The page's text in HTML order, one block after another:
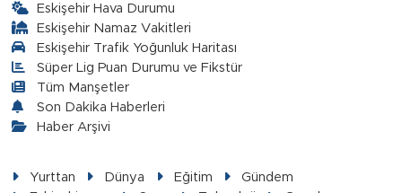
Eskişehir Hava Durumu
Eskişehir Namaz Vakitleri
Eskişehir Trafik Yoğunluk Haritası
Süper Lig Puan Durumu ve Fikstür
Tüm Manşetler
Son Dakika Haberleri
Haber Arşivi
Yurttan Dünya Eğitim
Gündem